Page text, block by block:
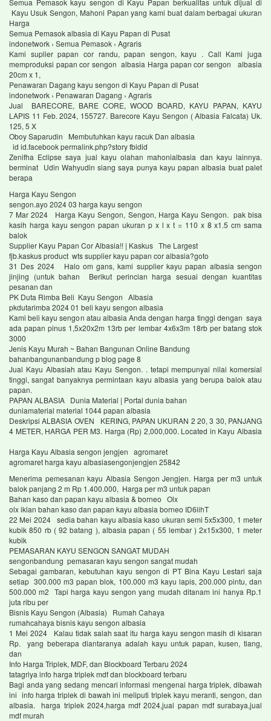
Semua Pemasok kayu sengon di Kayu Papan berkualitas untuk dijual di
Kayu Usuk Sengon, Mahoni Papan yang kami buat dalam berbagai ukuran
Harga
Semua Pemasok albasia di Kayu Papan di Pusat
indonetwork › Semua Pemasok › Agraris
Kami suplier papan cor randu, papan sengon, kayu . Call Kami juga
memproduksi papan cor sengon albasia Harga papan cor sengon albasia
20cm x 1,
Penawaran Dagang kayu sengon di Kayu Papan di Pusat
indonetwork › Penawaran Dagang › Agraris
Jual BARECORE, BARE CORE, WOOD BOARD, KAYU PAPAN, KAYU
LAPIS 11 Feb. 2024, 155727. Barecore Kayu Sengon ( Albasia Falcata) Uk.
125, 5 X
Oboy Saparudin Membutuhkan kayu racuk Dan albasia
id id.facebook permalink.php?story fbidid
Zenifha Eclipse saya jual kayu olahan mahonialbasia dan kayu lainnya.
berminat Udin Wahyudin siang saya punya kayu papan albasia buat palet
berapa
Harga Kayu Sengon
sengon.ayo 2024 03 harga kayu sengon
7 Mar 2024 Harga Kayu Sengon, Sengon, Harga Kayu Sengon. pak bisa
kasih harga kayu sengon papan ukuran p x l x t = 110 x 8 x1.5 cm sama
balok
Supplier Kayu Papan Cor Albasia!! | Kaskus The Largest
fjb.kaskus product wts supplier kayu papan cor albasia?goto
31 Des 2024 Halo om gans, kami supplier kayu papan albasia sengon
jinjing (untuk bahan Berikut perincian harga sesuai dengan kuantitas
pesanan dan
PK Duta Rimba Beli Kayu Sengon Albasia
pkdutarimba 2024 01 beli kayu sengon albasia
Kami beli kayu sengon atau albasia Anda dengan harga tinggi dengan saya
ada papan pinus 1,5x20x2m 13rb per lembar 4x6x3m 18rb per batang stok
3000
Jenis Kayu Murah ~ Bahan Bangunan Online Bandung
bahanbangunanbandung p blog page 8
Jual Kayu Albasiah atau Kayu Sengon. . tetapi mempunyai nilai komersial
tinggi, sangat banyaknya permintaan kayu albasia yang berupa balok atau
papan.
PAPAN ALBASIA Dunia Material | Portal dunia bahan
duniamaterial material 1044 papan albasia
Deskripsi ALBASIA OVEN KERING, PAPAN UKURAN 2 20, 3 30, PANJANG
4 METER, HARGA PER M3. Harga (Rp) 2,000,000. Located in Kayu Albasia
Harga Kayu Albasia sengon jengjen agromaret
agromaret harga kayu albasiasengonjengjen 25842
Menerima pemesanan kayu Albasia Sengon Jengjen. Harga per m3 untuk
balok panjang 2 m Rp 1.400.000, Harga per m3 untuk papan
Bahan kaso dan papan kayu albasia & borneo Olx
olx iklan bahan kaso dan papan kayu albasia borneo ID6iihT
22 Mei 2024 sedia bahan kayu albasia kaso ukuran semi 5x5x300, 1 meter
kubik 850 rb ( 92 batang ), albasia papan ( 55 lembar ) 2x15x300, 1 meter
kubik
PEMASARAN KAYU SENGON SANGAT MUDAH
sengonbandung pemasaran kayu sengon sangat mudah
Sebagai gambaran, kebutuhan kayu sengon di PT Bina Kayu Lestari saja
setiap 300.000 m3 papan blok, 100.000 m3 kayu lapis, 200.000 pintu, dan
500.000 m2 Tapi harga kayu sengon yang mudah ditanam ini hanya Rp.1
juta ribu per
Bisnis Kayu Sengon (Albasia) Rumah Cahaya
rumahcahaya bisnis kayu sengon albasia
1 Mei 2024 Kalau tidak salah saat itu harga kayu sengon masih di kisaran
Rp. yang beberapa diantaranya adalah kayu untuk papan, kusen, tiang,
dan
Info Harga Triplek, MDF, dan Blockboard Terbaru 2024
tatagriya info harga triplek mdf dan blockboard terbaru
Bagi anda yang sedang mencari informasi mengenai harga triplek, dibawah
ini info harga triplek di bawah ini meliputi triplek kayu meranti, sengon, dan
albasia. harga triplek 2024,harga mdf 2024,jual papan mdf surabaya,jual
mdf murah